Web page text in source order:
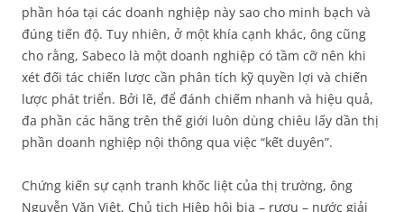
phần hóa tại các doanh nghiệp này sao cho minh bạch và
đúng tiến độ. Tuy nhiên, ở một khía cạnh khác, ông cũng
cho rằng, Sabeco là một doanh nghiệp có tầm cỡ nên khi
xét đối tác chiến lược cần phân tích kỹ quyền lợi và chiến
lược phát triển. Bởi lẽ, để đánh chiếm nhanh và hiệu quả,
đa phần các hãng trên thế giới luôn dùng chiêu lấy dần thị
phần doanh nghiệp nội thông qua việc “kết duyên”.
Chứng kiến sự cạnh tranh khốc liệt của thị trường, ông
Nguyễn Văn Việt, Chủ tịch Hiệp hội bia – rượu – nước giải